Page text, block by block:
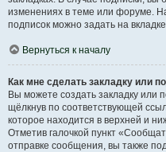
изменениях в теме или форуме.
подписок можно задать на
Вернуться к началу
Как мне сделать закладку или
Вы можете создать закладку или
щёлкнув по соответствующей
которое находится в верхней и
Отметив галочкой пункт
отправке сообщения, вы также